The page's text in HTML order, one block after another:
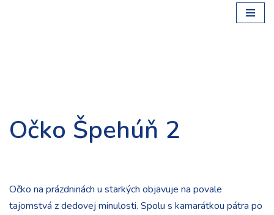
Očko Špehúň 2
Očko na prázdninách u starkých objavuje na povale
tajomstvá z dedovej minulosti. Spolu s kamarátkou pátra po